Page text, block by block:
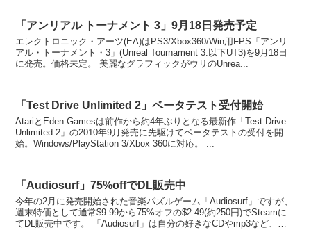
「アンリアル トーナメント 3」9月18日発売予定
エレクトロニック・アーツ(EA)はPS3/Xbox360/Win用FPS「アンリ
アル・トーナメント・3」(Unreal Tournament 3.以下UT3)を9月18日
に発売。価格未定。 美麗なグラフィックがウリのUnrea...
「Test Drive Unlimited 2」ベータテスト受付開始
AtariとEden Gamesは前作から約4年ぶりとなる最新作「Test Drive
Unlimited 2」の2010年9月発売に先駆けてベータテストの受付を開
始。Windows/PlayStation 3/Xbox 360に対応。 ...
「Audiosurf」75%offでDL販売中
今年の2月に発売開始された音楽パズルゲーム「Audiosurf」ですが、
週末特価として通常$9.99から75%オフの$2.49(約250円)でSteamに
てDL販売中です。 「Audiosurf」は自分の好きなCDやmp3など、音